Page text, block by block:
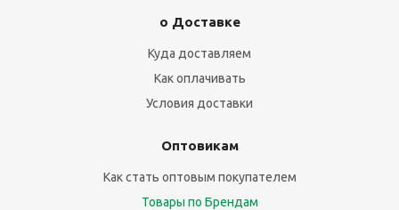
о Доставке
Куда доставляем
Как оплачивать
Условия доставки
Оптовикам
Как стать оптовым покупателем
Товары по Брендам